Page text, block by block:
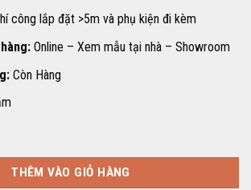
công lắp đặt >5m và phụ kiện đi kèm
Online – Xem mẫu tại nhà – Showroom
Còn Hàng
lượng
THÊM VÀO GIỎ HÀNG